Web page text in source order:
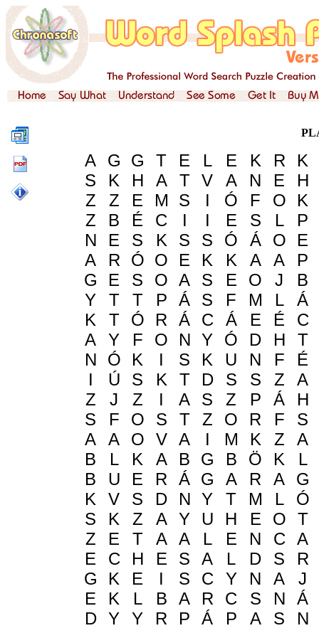
A G G T E L E K R K
S
K H A T V A N E H
Z
Z E M S I Ó F O K
Z
B É C I I E S L P
N
E S K S S Ó Á O E
A
R Ó O E K K A A P
G
E S O A S E O J B
Y
T T P Á S F M L Á
K
T Ó R Á C Á E É C
A
Y F O N Y Ó D H T
N
Ó K I S K U N F É
I
Ú S K T D S S Z A
Z
J Z I A S Z P Á H
S
F O S T Z O R F S
A
A O V A I M K Z A
B
L K A B G B Ö K L
B
U E R Á G A R A G
K
V S D N Y T M L Ó
S
K Z A Y U H E O T
Z
E T A A L E N C A
E
C H E S A L D S R
G
K E I S C Y N A J
E
K L B A R C S N Á
D Y Y R P Á P A S N